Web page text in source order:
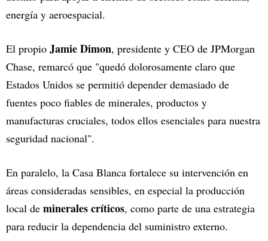
energía y aeroespacial.
El propio Jamie Dimon, presidente y CEO de JPMorgan
Chase, remarcó que "quedó dolorosamente claro que
Estados Unidos se permitió depender demasiado de
fuentes poco fiables de minerales, productos y
manufacturas cruciales, todos ellos esenciales para nuestra
seguridad nacional".
En paralelo, la Casa Blanca fortalece su intervención en
áreas consideradas sensibles, en especial la producción
local de minerales críticos, como parte de una estrategia
para reducir la dependencia del suministro externo.